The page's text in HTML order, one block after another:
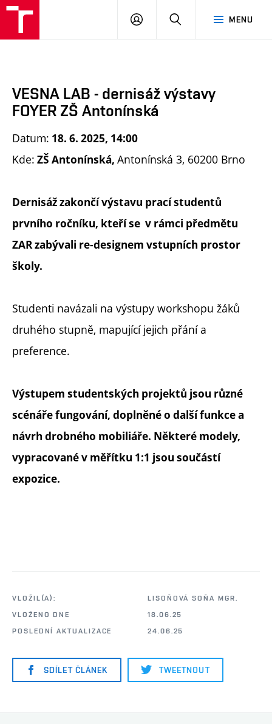
MENU
PŘIHLÁSIT
VESNA LAB - dernisáž výstavy
FOYER ZŠ Antonínská
Datum: 18. 6. 2025, 14:00
Kde: ZŠ Antonínská, Antonínská 3, 60200 Brno
Dernisáž zakončí výstavu prací studentů
prvního ročníku, kteří se v rámci předmětu
ZAR zabývali re-designem vstupních prostor
školy.
Studenti navázali na výstupy workshopu žáků
druhého stupně, mapující jejich přání a
preference.
Výstupem studentských projektů jsou různé
scénáře fungování, doplněné o další funkce a
návrh drobného mobiliáře. Některé modely,
vypracované v měřítku 1:1 jsou součástí
expozice.
VLOŽIL(A):
LISOŇOVÁ SOŇA MGR.
VLOŽENO DNE
18.06.25
POSLEDNÍ AKTUALIZACE
24.06.25
SDÍLET ČLÁNEK TWEETNOUT